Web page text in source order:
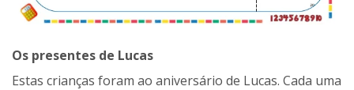
Os presentes de Lucas
Estas crianças foram ao aniversário de Lucas. Cada uma